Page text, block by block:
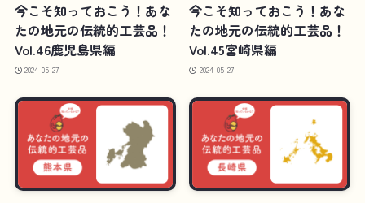
今こそ知っておこう！あな
たの地元の伝統的工芸品！
Vol.46鹿児島県編
2024-05-27
今こそ知っておこう！あな
たの地元の伝統的工芸品！
Vol.45宮崎県編
2024-05-27